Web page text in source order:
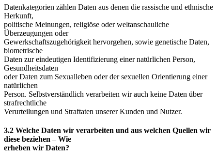
Datenkategorien zählen Daten aus denen die rassische und ethnische
Herkunft,
politische Meinungen, religiöse oder weltanschauliche
Überzeugungen oder
Gewerkschaftszugehörigkeit hervorgehen, sowie genetische Daten,
biometrische
Daten zur eindeutigen Identifizierung einer natürlichen Person,
Gesundheitsdaten
oder Daten zum Sexualleben oder der sexuellen Orientierung einer
natürlichen
Person. Selbstverständlich verarbeiten wir auch keine Daten über
strafrechtliche
Verurteilungen und Straftaten unserer Kunden und Nutzer.
3.2 Welche Daten wir verarbeiten und aus welchen Quellen wir
diese beziehen – Wie
erheben wir Daten?